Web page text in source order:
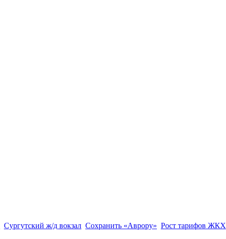
Сургутский ж/д вокзал Сохранить «Аврору» Рост тарифов ЖКХ